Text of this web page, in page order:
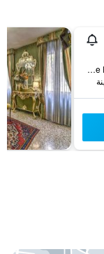
Calle Priuli Dei Cavalletti 99/D, البندقية, فينيتو, إيطاليا